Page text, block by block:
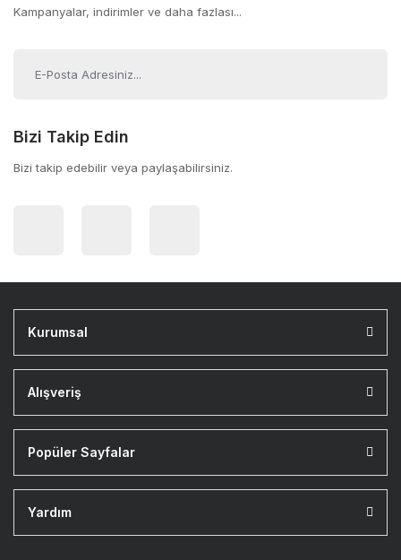
Kampanyalar, indirimler ve daha fazlası...
Bizi Takip Edin
Bizi takip edebilir veya paylaşabilirsiniz.
Kurumsal
Alışveriş
Popüler Sayfalar
Yardım